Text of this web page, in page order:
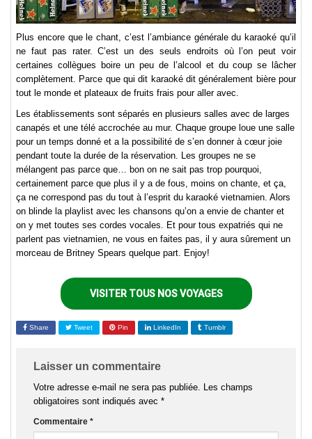
Plus encore que le chant, c’est l’ambiance générale du karaoké qu’il
ne faut pas rater. C’est un des seuls endroits où l’on peut voir
certaines collègues boire un peu de l’alcool et du coup se lâcher
complètement. Parce que qui dit karaoké dit généralement bière pour
tout le monde et plateaux de fruits frais pour aller avec.
Les établissements sont séparés en plusieurs salles avec de larges
canapés et une télé accrochée au mur. Chaque groupe loue une salle
pour un temps donné et a la possibilité de s’en donner à cœur joie
pendant toute la durée de la réservation. Les groupes ne se
mélangent pas parce que… bon on ne sait pas trop pourquoi,
certainement parce que plus il y a de fous, moins on chante, et ça,
ça ne correspond pas du tout à l’esprit du karaoké vietnamien. Alors
on blinde la playlist avec les chansons qu’on a envie de chanter et
on y met toutes ses cordes vocales. Et pour tous expatriés qui ne
parlent pas vietnamien, ne vous en faites pas, il y aura sûrement un
morceau de Britney Spears quelque part. Enjoy!
VISITER TOUS NOS VOYAGES
Share Tweet Pin LinkedIn Tumblr
Laisser un commentaire
Votre adresse e-mail ne sera pas publiée.
Les champs
obligatoires sont indiqués avec *
Commentaire *